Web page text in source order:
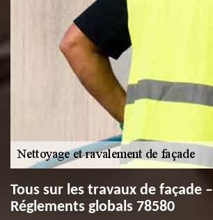
Tous sur les travaux de façade –
Réglements globals 78580